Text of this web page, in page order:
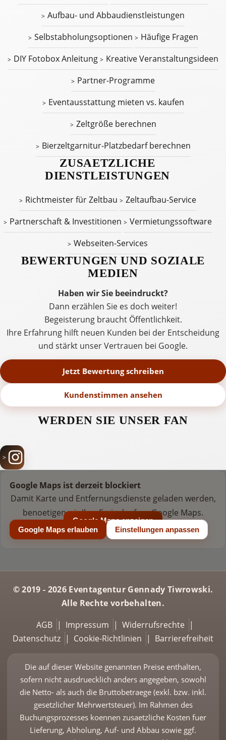
Aufbau- und Abbaudienstleistungen
Selbstabholungsoptionen
Häufige Fragen
DIY Fotobox Anleitung
Kreative Veranstaltungsideen
Partner-Programme
Eventausstattung mieten vs. kaufen
Zeltgröße berechnen
Bierzeltgarnitur-Platzbedarf berechnen
ZUSAETZLICHE
DIENSTLEISTUNGEN
Richtmeister für Zeltbau
Zeltaufbau-Service
Partnerschaft & Investitionen
Vermietungssoftware
Webseiten-Services
BEWERTUNGEN UND SOZIALE
MEDIEN
Haben wir Sie beeindruckt?
Dann erzählen Sie es doch weiter!
Begeisterung braucht Öffentlichkeit.
Ihre Erfahrung hilft neuen Kunden bei der Entscheidung
und stärkt unser Vertrauen bei Google.
Jetzt Bewertung schreiben
Kundenstimmen ansehen
WERDEN SIE UNSER FAN
Google Maps anzeigen
Google Maps ist derzeit blockiert
Damit Karte und Entfernungsdienste geladen werden,
benoetigen wir Ihre Freigabe fuer Google Maps.
Google Maps erlauben Einstellungen anpassen
© 2019 - 2026 Eventagentur Gennady Tiwrowski.
Alle Rechte vorbehalten.
AGB | Impressum | Widerrufsrechte
|
Datenschutz | Cookie-Richtlinien | Barrierefreiheit
Die auf dieser Website genannten Preise enthalten,
sofern nicht ausdruecklich anders angegeben, sowohl
die Netto- als auch die Bruttobetraege (exkl. bzw. inkl.
gesetzlicher Mehrwertsteuer). Im Rahmen des
Buchungsprozesses koennen zusaetzliche Kosten fuer
Lieferung, Abholung, Auf- und Abbau sowie ggf.